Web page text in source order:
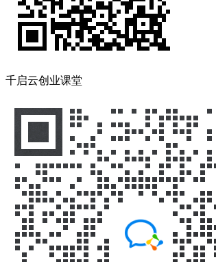
千启云创业课堂